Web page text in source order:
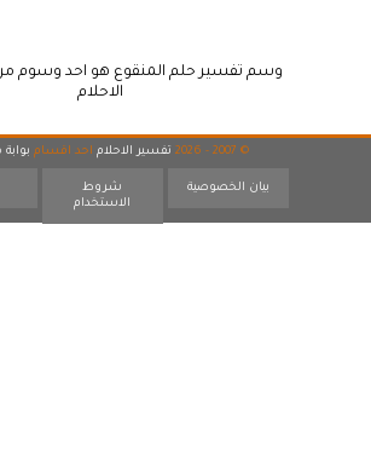
وسم تفسير حلم المنقوع هو احد وسوم
الاحلام
© 2007 - 2026 تفسير الاحلام احد اقسام
بيان الخصوصية
شروط
الاستخدام